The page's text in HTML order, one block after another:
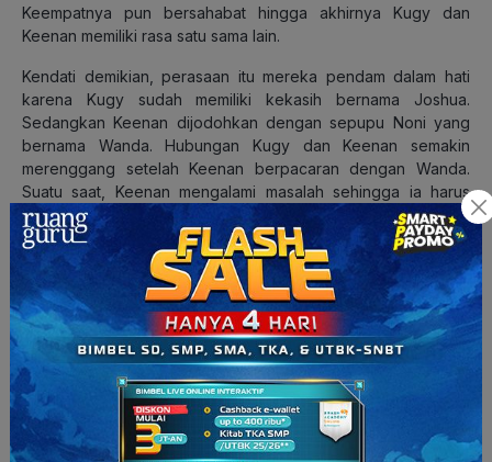
Keempatnya pun bersahabat hingga akhirnya Kugy dan
Keenan memiliki rasa satu sama lain.
Kendati demikian, perasaan itu mereka pendam dalam hati
karena Kugy sudah memiliki kekasih bernama Joshua.
Sedangkan Keenan dijodohkan dengan sepupu Noni yang
bernama Wanda. Hubungan Kugy dan Keenan semakin
merenggang setelah Keenan berpacaran dengan Wanda.
Suatu saat, Keenan mengalami masalah sehingga ia harus
mengakhiri hubungannya dengan Wanda.
Masalah keluarga dan patah hati yang dialaminya membuat
Keenan meninggalkan kehidupan di Kota Bandung. Ia pun
pergi ke Bali dan bertemu dengan Pak Wayan yang memiliki
hobi melukis.
Selama menetap di Pulau Dewata, Keenan mulai melanjutkan
bakatnya di bidang seni lukis. Ia juga jatuh cinta dengan
keponakan Pak Wayan, Luhde Laksmi. Di sisi lain, Kugy
bekerja di Jakarta sebagaicopywriter
. Dia bertemu dengan
Remi, atasan dan sahabat kakaknya. Keduanya jatuh cinta dan